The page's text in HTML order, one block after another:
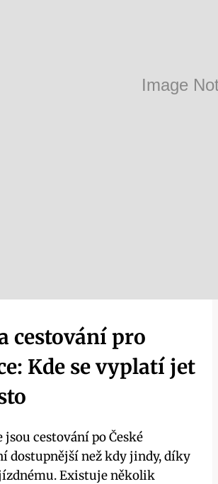
cestování pro
Kde se vyplatí jet
jsou cestování po České
dostupnější než kdy jindy, díky
Existuje několik